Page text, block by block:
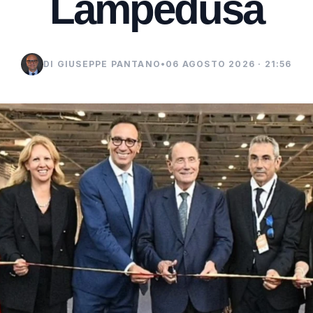
Lampedusa
DI GIUSEPPE PANTANO • 06 AGOSTO 2026 · 21:56